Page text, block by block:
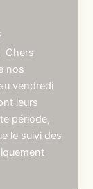
Chers
nos
vendredi
leurs
période,
le suivi des